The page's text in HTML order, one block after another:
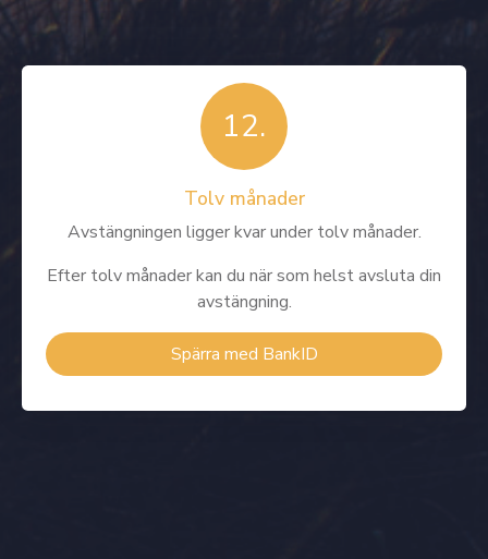
12.
Tolv månader
Avstängningen ligger kvar under tolv månader.
Efter tolv månader kan du när som helst avsluta din
avstängning.
Spärra med BankID